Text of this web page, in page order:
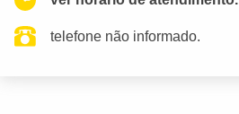
telefone não informado.